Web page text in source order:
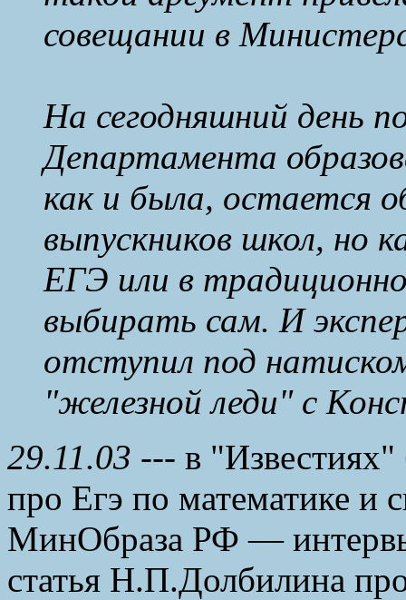
совещании в
На сегодняшний день
Департамента
как и была, остается
выпускников школ, но
ЕГЭ или в
выбирать сам. И
отступил под
"железной леди" с
29.11.03 --- в "Известиях"
про Егэ по математике и
МинОбраза РФ —
статья Н.П.Долбилина